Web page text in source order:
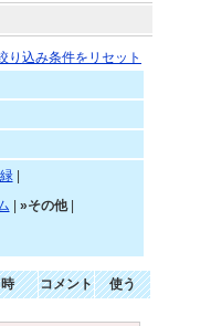
り込み条件をリセット
|
»その他|
コメント 使う